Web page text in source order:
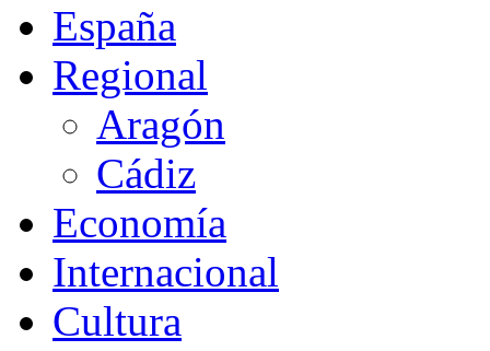
España
Regional
Aragón
Cádiz
Economía
Internacional
Cultura